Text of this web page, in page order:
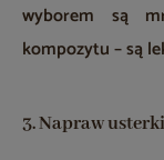
wyborem są
kompozytu – są
3. Napraw